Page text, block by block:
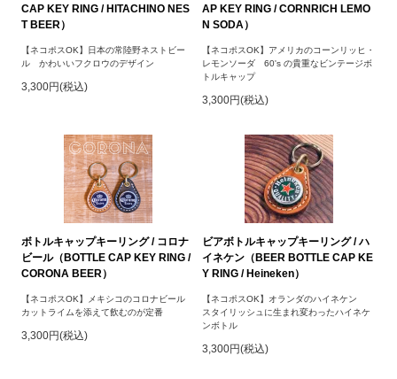
CAP KEY RING / HITACHINO NES
T BEER）
【ネコポスOK】日本の常陸野ネストビー
ル かわいいフクロウのデザイン
3,300円(税込)
AP KEY RING / CORNRICH LEMO
N SODA）
【ネコポスOK】アメリカのコーンリッヒ・
レモンソーダ 60's の貴重なビンテージボ
トルキャップ
3,300円(税込)
ボトルキャップキーリング / コロナ
ビール（BOTTLE CAP KEY RING /
CORONA BEER）
【ネコポスOK】メキシコのコロナビール
カットライムを添えて飲むのが定番
3,300円(税込)
ビアボトルキャップキーリング / ハ
イネケン（BEER BOTTLE CAP KE
Y RING / Heineken）
【ネコポスOK】オランダのハイネケン
スタイリッシュに生まれ変わったハイネケ
ンボトル
3,300円(税込)